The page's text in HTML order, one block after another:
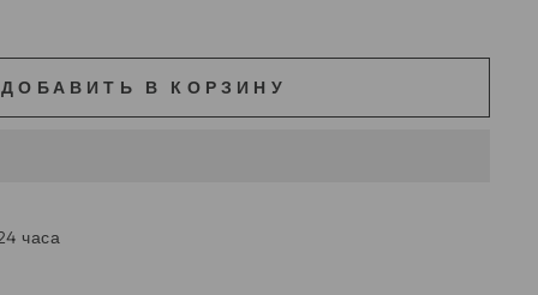
ДОБАВИТЬ В КОРЗИНУ
часа